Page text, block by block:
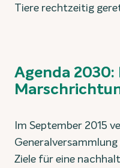
Tiere rechtzeitig
Agenda 2030:
Im September 2015
Ziele für eine